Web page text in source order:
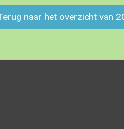
naar het overzicht van